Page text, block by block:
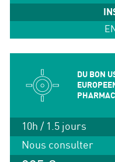
DU BON
10h / 1.5 jours
Nous consulter